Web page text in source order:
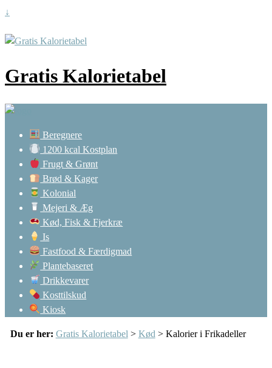
↓
Gratis Kalorietabel
Beregnere
1200 kcal Kostplan
Frugt & Grønt
Brød & Kager
Kolonial
Mejeri & Æg
Kød, Fisk & Fjerkræ
Is
Fastfood & Færdigmad
Plantebaseret
Drikkevarer
Kosttilskud
Kiosk
Du er her: Gratis Kalorietabel > Kød > Kalorier i Frikadeller